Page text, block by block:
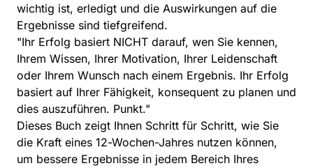
wichtig ist, erledigt und die Auswirkungen auf die
Ergebnisse sind tiefgreifend.
"Ihr Erfolg basiert NICHT darauf, wen Sie kennen,
Ihrem Wissen, Ihrer Motivation, Ihrer Leidenschaft
oder Ihrem Wunsch nach einem Ergebnis. Ihr Erfolg
basiert auf Ihrer Fähigkeit, konsequent zu planen und
dies auszuführen. Punkt."
Dieses Buch zeigt Ihnen Schritt für Schritt, wie Sie
die Kraft eines 12-Wochen-Jahres nutzen können,
um bessere Ergebnisse in jedem Bereich Ihres